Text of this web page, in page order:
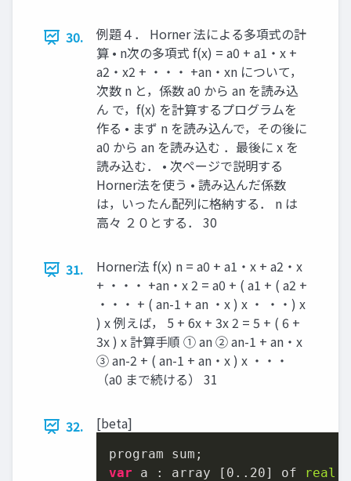
30.
例題４． Horner 法による多項式の計
算 • n次の多項式 f(x) = a0 + a1・x +
a2・x2 + ・・・ +an・xn について，
次数 n と，係数 a0 から an を読み込
ん で，f(x) を計算するプログラムを
作る • まず n を読み込んで，その後に
a0 から an を読み込む ．最後に x を
読み込む． • 次ページで説明する
Horner法を使う • 読み込んだ係数
は，いったん配列に格納する． n は
高々 ２０とする． 30
31.
Horner法 f(x) n = a0 + a1・x + a2・x
+ ・・・ +an・x 2 = a0 + ( a1 + ( a2 +
・・・ + ( an-1 + an ・x ) x ・ ・・) x
) x 例えば， 5 + 6x + 3x 2 = 5 + ( 6 +
3x ) x 計算手順 ① an ② an-1 + an・x
③ an-2 + ( an-1 + an・x ) x ・・・
（a0 まで続ける） 31
32. [beta]
var a : array [ 0. .20] of real